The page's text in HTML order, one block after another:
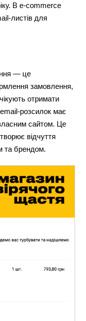
В e-commerce
листів для
— це
замовлення,
отримати
розсилок має
сайтом. Це
відчуття
та брендом.